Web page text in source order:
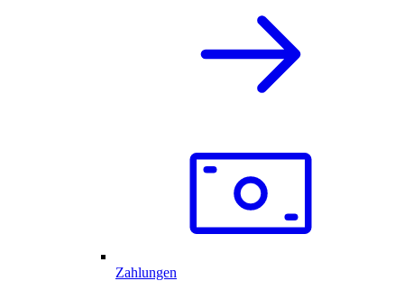
Zahlungen